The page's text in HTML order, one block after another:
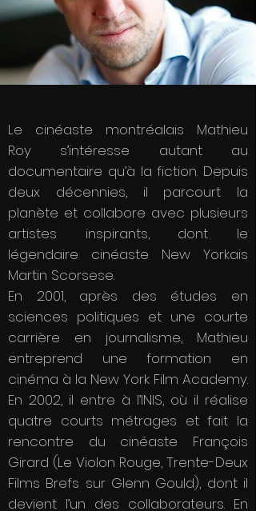
Le cinéaste montréalais Mathieu
Roy s’intéresse autant au
documentaire qu’à la fiction. Depuis
deux décennies, il parcourt la
planète et collabore avec plusieurs
artistes inspirants, dont le
légendaire cinéaste New Yorkais
Martin Scorsese.
En 2001, après des études en
sciences politiques et une courte
carrière en journalisme, Mathieu
entreprend une formation en
cinéma à la New York Film Academy.
En 2002, il entre à l’INIS, où il réalise
quatre courts métrages et fait la
rencontre du cinéaste François
Girard (Le Violon Rouge, Trente-Deux
Films Brefs sur Glenn Gould), dont il
devient l’un des collaborateurs. En